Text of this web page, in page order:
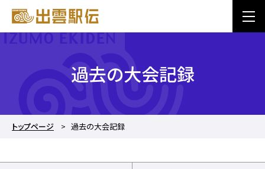
過去の大会記録
トップページ 過去の大会記録